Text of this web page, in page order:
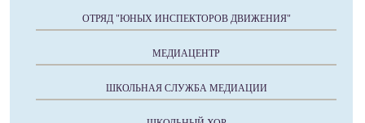
ОТРЯД "ЮНЫХ ИНСПЕКТОРОВ ДВИЖЕНИЯ"
МЕДИАЦЕНТР
ШКОЛЬНАЯ СЛУЖБА МЕДИАЦИИ